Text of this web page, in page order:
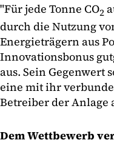
"Für jede Tonne CO2
durch die Nutzung
Energieträgern aus
Innovationsbonus
aus. Sein Gegenwert
eine mit ihr
Betreiber der Anlage
Dem Wettbewerb